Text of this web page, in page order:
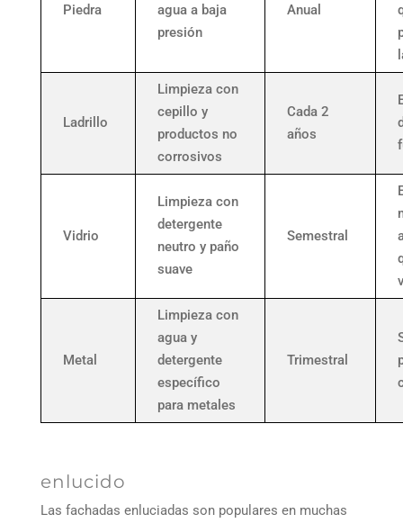
Piedra
agua a baja
presión
Anual
Ladrillo
Limpieza con
cepillo y
productos no
corrosivos
Cada 2
años
Vidrio
Limpieza con
detergente
neutro y paño
suave
Semestral
Metal
Limpieza con
agua y
detergente
específico
para metales
Trimestral
enlucido
Las fachadas enluciadas son populares en muchas